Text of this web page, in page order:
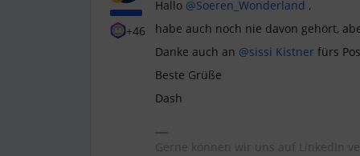
+46
Hallo @Soeren_Wonderland ,
habe auch noch nie davon gehört,
Danke auch an @sissi Kistner fürs
Beste Grüße
Dash
Gerne können wir uns auf LinkedIn